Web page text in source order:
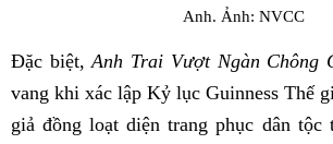
Anh. Ảnh: NVCC
Đặc biệt,Anh Trai Vượt Ngàn Chông
vang khi xác lập Kỷ lục Guinness Thế
giả đồng loạt diện trang phục dân tộc